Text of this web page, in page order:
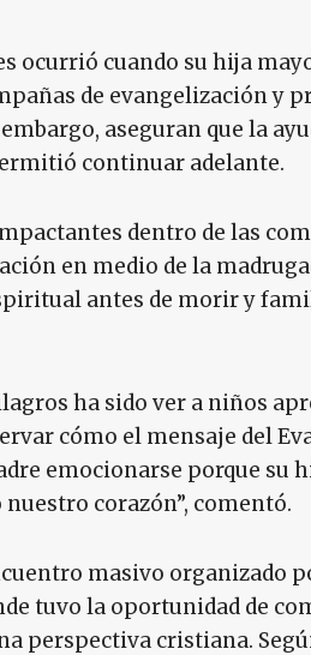
ocurrió cuando su hija
de evangelización y
aseguran que la
continuar adelante.
dentro de las
en medio de la
antes de morir y
ha sido ver a niños
cómo el mensaje del
emocionarse porque su
corazón”, comentó.
masivo organizado
tuvo la oportunidad de
perspectiva cristiana.